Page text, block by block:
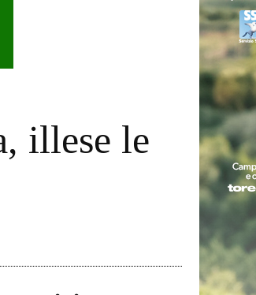
illese le